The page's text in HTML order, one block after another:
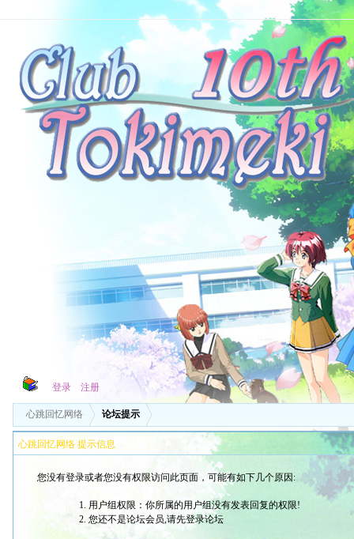
登录 注册
心跳回忆网络 论坛提示
心跳回忆网络 提示信息
您没有登录或者您没有权限访问此页面，可能有如下几个原因:
用户组权限：你所属的用户组没有发表回复的权限!
您还不是论坛会员,请先登录论坛